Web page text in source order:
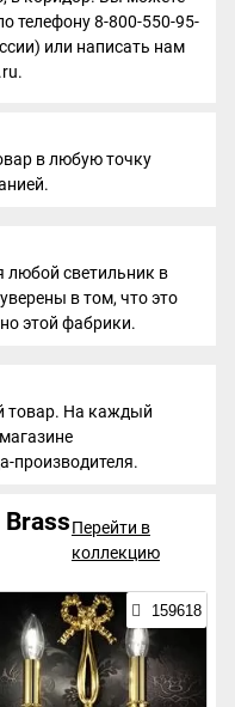
телефону 8-800-550-95-
или написать нам
в любую точку
светильник в
в том, что это
этой фабрики.
товар. На каждый
производителя.
Перейти в
коллекцию
159618